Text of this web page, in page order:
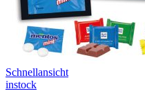
Schnellansicht
instock